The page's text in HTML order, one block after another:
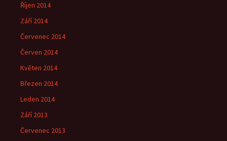
Říjen 2014
Září 2014
Červenec 2014
Červen 2014
Květen 2014
Březen 2014
Leden 2014
Září 2013
Červenec 2013